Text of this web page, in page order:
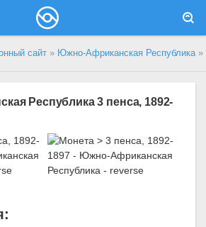
сайт » Южно-Африканская Республика»
Республика 3 пенса, 1892-